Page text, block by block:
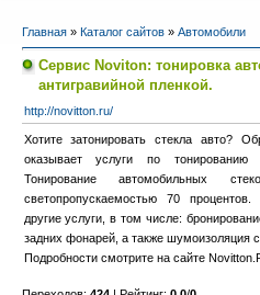
Главная» Каталог сайтов» Автомобили
Сервис Noviton: тонировка
антигравийной пленкой.
http://novitton.ru/
Хотите затонировать стекла авто?
оказывает услуги по тонированию
Тонирование автомобильных
светопропускаемостью 70
другие услуги, в том числе:
задних фонарей, а также шумоизоляция
Подробности смотрите на сайте